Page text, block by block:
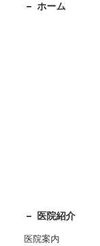
ホーム
医院紹介
医院案内